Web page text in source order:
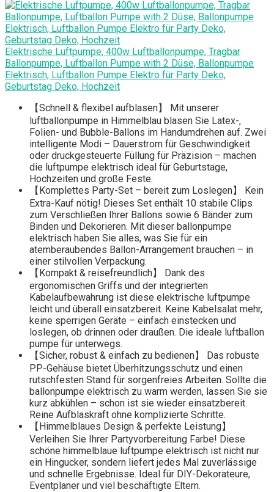
Elektrische Luftpumpe, 400w Luftballonpumpe, Tragbar
Ballonpumpe, Luftballon Pumpe with 2 Düse, Ballonpumpe
Elektrisch, Luftballon Pumpe Elektro für Party Deko,
Geburtstag Deko, Hochzeit
【Schnell & flexibel aufblasen】 Mit unserer
luftballonpumpe in Himmelblau blasen Sie Latex-,
Folien- und Bubble-Ballons im Handumdrehen auf. Zwei
intelligente Modi – Dauerstrom für Geschwindigkeit
oder druckgesteuerte Füllung für Präzision – machen
die luftpumpe elektrisch ideal für Geburtstage,
Hochzeiten und große Feste.
【Komplettes Party-Set – bereit zum Loslegen】 Kein
Extra-Kauf nötig! Dieses Set enthält 10 stabile Clips
zum Verschließen Ihrer Ballons sowie 6 Bänder zum
Binden und Dekorieren. Mit dieser ballonpumpe
elektrisch haben Sie alles, was Sie für ein
atemberaubendes Ballon-Arrangement brauchen – in
einer stilvollen Verpackung.
【Kompakt & reisefreundlich】 Dank des
ergonomischen Griffs und der integrierten
Kabelaufbewahrung ist diese elektrische luftpumpe
leicht und überall einsatzbereit. Keine Kabelsalat mehr,
keine sperrigen Geräte – einfach einstecken und
loslegen, ob drinnen oder draußen. Die ideale luftballon
pumpe für unterwegs.
【Sicher, robust & einfach zu bedienen】 Das robuste
PP-Gehäuse bietet Überhitzungsschutz und einen
rutschfesten Stand für sorgenfreies Arbeiten. Sollte die
ballonpumpe elektrisch zu warm werden, lassen Sie sie
kurz abkühlen – schon ist sie wieder einsatzbereit.
Reine Aufblaskraft ohne komplizierte Schritte.
【Himmelblaues Design & perfekte Leistung】
Verleihen Sie Ihrer Partyvorbereitung Farbe! Diese
schöne himmelblaue luftpumpe elektrisch ist nicht nur
ein Hingucker, sondern liefert jedes Mal zuverlässige
und schnelle Ergebnisse. Ideal für DIY-Dekorateure,
Eventplaner und viel beschäftigte Eltern.